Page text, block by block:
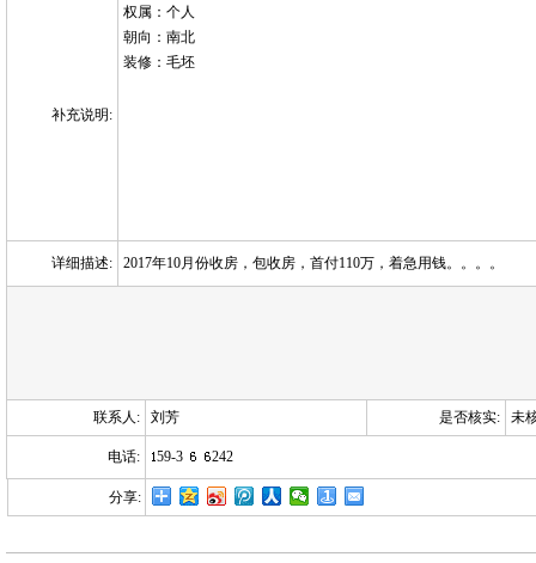
补充说明:
权属：个人
朝向：南北
装修：毛坯
详细描述: 2017年10月份收房，包收房，首付110万，着急用钱。。。。
联系人: 刘芳 是否核实: 未
电话: 59-3 242
分享: